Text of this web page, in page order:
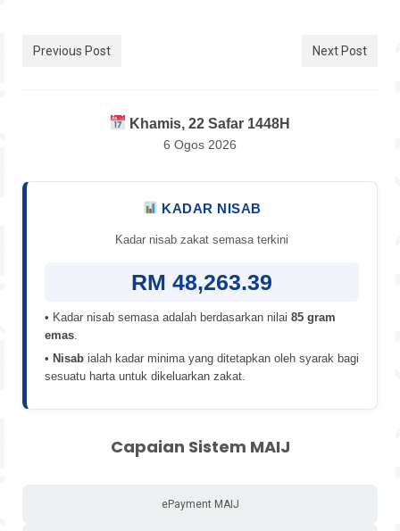
Previous Post Next Post
Khamis, 22 Safar 1448H
6 Ogos 2026
KADAR NISAB
Kadar nisab zakat semasa terkini
RM 48,263.39
• Kadar nisab semasa adalah berdasarkan nilai 85 gram
emas
• Nisab ialah kadar minima yang ditetapkan oleh syarak bagi
sesuatu harta untuk dikeluarkan zakat.
Capaian Sistem MAIJ
ePayment MAIJ